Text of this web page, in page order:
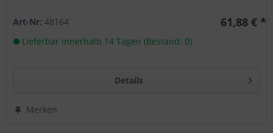
Art-Nr:48164 61,88 € *
Lieferbar innerhalb 14 Tagen (Bestand: 0)
Details
Merken